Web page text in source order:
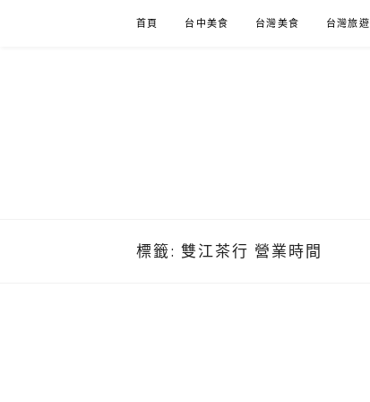
首頁 台中美食 台灣美食 台灣旅遊
標籤: 雙江茶行 營業時間